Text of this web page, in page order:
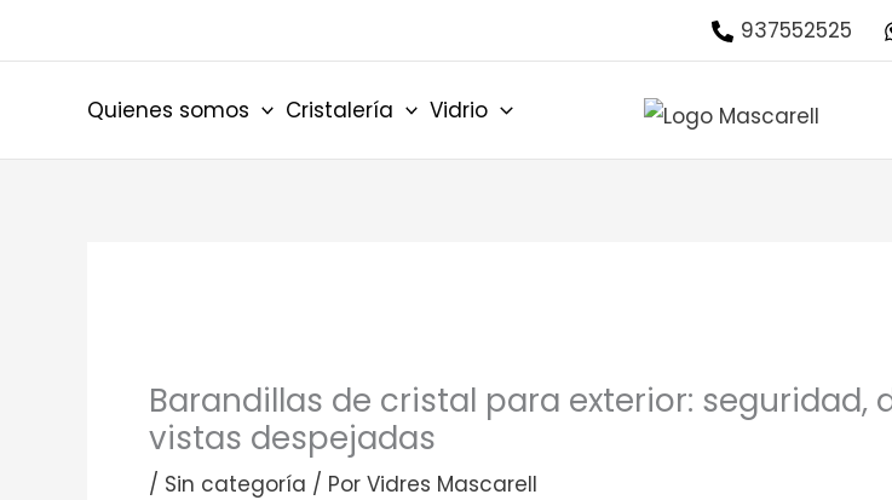
al
937552525
Quienes somos Cristalería Vidrio
Barandillas de cristal para exterior: seguridad,
vistas despejadas
/ Sin categoría / Por Vidres Mascarell